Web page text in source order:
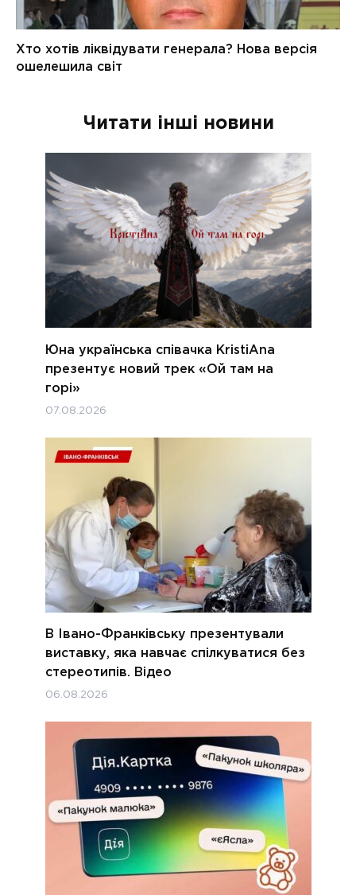
Читати інші новини
Юна українська співачка KristiAna
презентує новий трек «Ой там на
горі»
07.08.2026
В Івано-Франківську презентували
виставку, яка навчає спілкуватися без
стереотипів. Відео
06.08.2026